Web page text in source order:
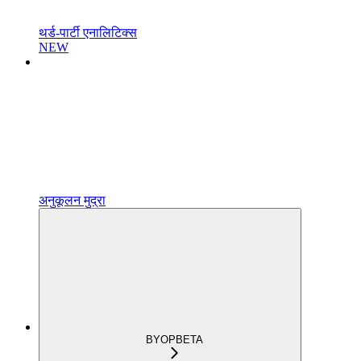
थर्ड-पार्टी एनालिटिक्स
NEW
अनुकूलन मुद्रा
BYOPBETA